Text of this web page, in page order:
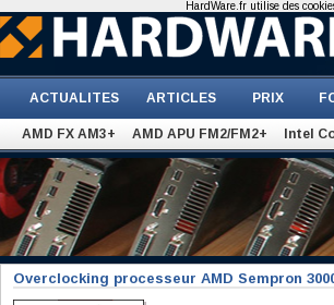
ACTUALITES ARTICLES PRIX
AMD FX AM3+ AMD APU FM2/FM2+ Intel
Overclocking processeur AMD Sempron
HardWare.fr utilise des